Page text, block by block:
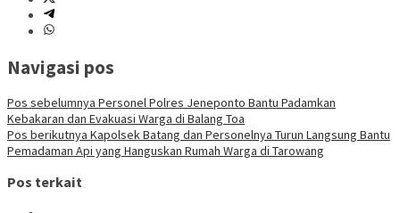
Navigasi pos
Pos sebelumnya Personel Polres Jeneponto Bantu Padamkan
Kebakaran dan Evakuasi Warga di Balang Toa
Pos berikutnya Kapolsek Batang dan Personelnya Turun Langsung Bantu
Pemadaman Api yang Hanguskan Rumah Warga di Tarowang
Pos terkait